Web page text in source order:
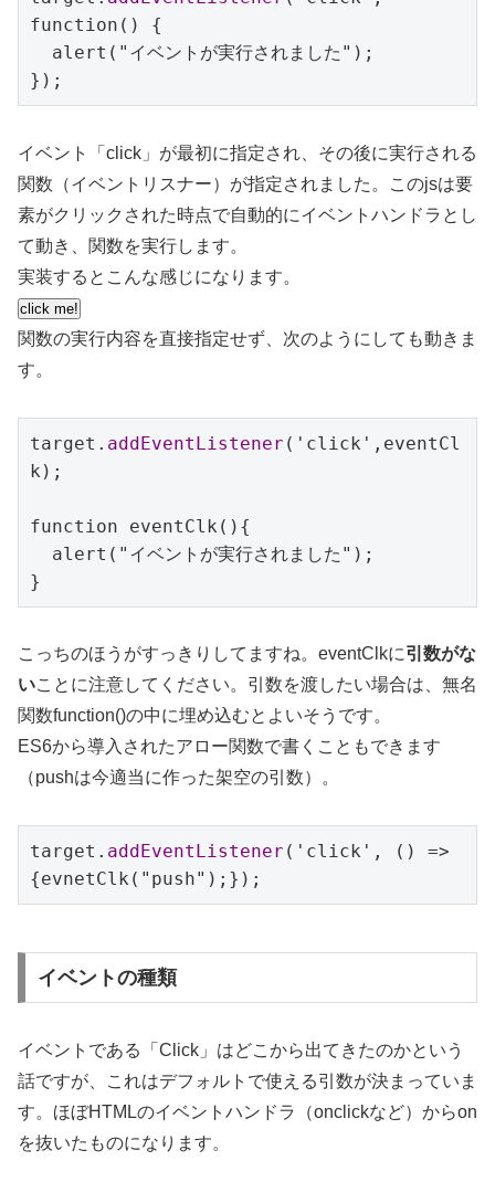
function() {
});
イベント「click」が最初に指定され、その後に実行される
関数（イベントリスナー）が指定されました。このjsは要
素がクリックされた時点で自動的にイベントハンドラとし
て動き、関数を実行します。
実装するとこんな感じになります。
関数の実行内容を直接指定せず、次のようにしても動きま
す。
target. addEventListener ('click',eventCl
k);
function eventClk(){
}
こっちのほうがすっきりしてますね。eventClkに引数がな
いことに注意してください。引数を渡したい場合は、無名
関数function()の中に埋め込むとよいそうです。
ES6から導入されたアロー関数で書くこともできます
（pushは今適当に作った架空の引数）。
target. addEventListener ('click', () =>
{evnetClk("push");});
イベントの種類
イベントである「Click」はどこから出てきたのかという
話ですが、これはデフォルトで使える引数が決まっていま
す。ほぼHTMLのイベントハンドラ（onclickなど）からon
を抜いたものになります。